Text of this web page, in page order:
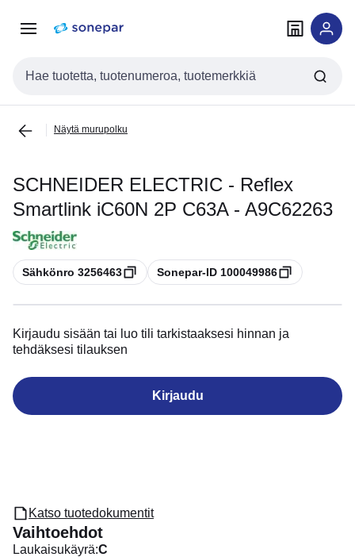
navigointiinsisältöön
Haku
Näytä murupolku
SCHNEIDER ELECTRIC - Reflex
Smartlink iC60N 2P C63A - A9C62263
Kopioi
Sähkönro 3256463 Kopioi
Sonepar-ID 100049986
Kirjaudu sisään tai luo tili tarkistaaksesi hinnan ja
tehdäksesi tilauksen
Kirjaudu
Katso tuotedokumentit
Vaihtoehdot
Laukaisukäyrä:C